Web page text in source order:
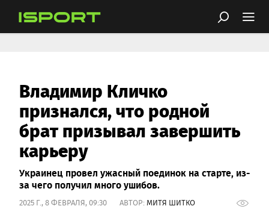
Владимир Кличко
признался, что родной
брат призывал завершить
карьеру
Украинец провел ужасный поединок на старте, из-
за чего получил много ушибов.
2025 Г., 8 ФЕВРАЛЯ, 09:30 АВТОР: МИТЯ ШИТКО